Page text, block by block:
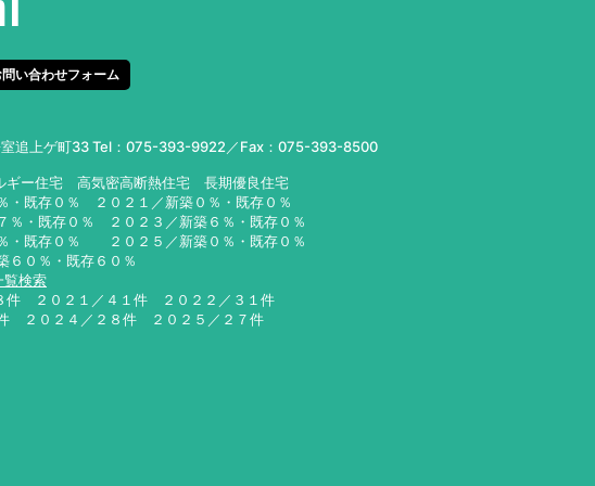
問い合わせフォーム
追上ゲ町33Tel： 075-393-9922 ／Fax：075-393-8500
ギー住宅 高気密高断熱住宅 長期優良住宅
・既存０％ ２０２１／新築０％・既存０％
存０％ ２０２３／新築６％・既存０％
０％ ２０２５／新築０％・既存０％
６０％・既存６０％
覧検索
件 ２０２１／４１件 ２０２２／３１件
０２４／２８件 ２０２５／２７件